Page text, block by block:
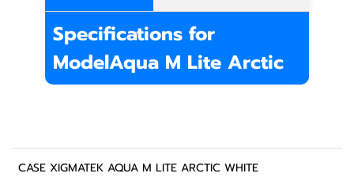
Specifications for
ModelAqua M Lite Arctic
CASE XIGMATEK AQUA M LITE ARCTIC WHITE